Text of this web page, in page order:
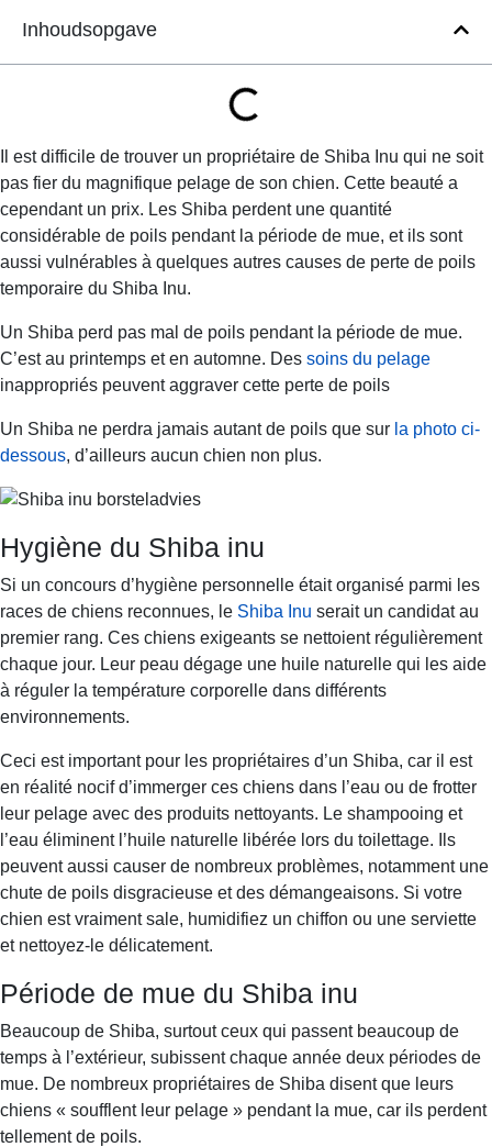
Inhoudsopgave
Il est difficile de trouver un propriétaire de Shiba Inu qui ne soit
pas fier du magnifique pelage de son chien. Cette beauté a
cependant un prix. Les Shiba perdent une quantité
considérable de poils pendant la période de mue, et ils sont
aussi vulnérables à quelques autres causes de perte de poils
temporaire du Shiba Inu.
Un Shiba perd pas mal de poils pendant la période de mue.
C’est au printemps et en automne. Des soins du pelage
inappropriés peuvent aggraver cette perte de poils
Un Shiba ne perdra jamais autant de poils que sur la photo ci-
dessous, d’ailleurs aucun chien non plus.
Hygiène du Shiba inu
Si un concours d’hygiène personnelle était organisé parmi les
races de chiens reconnues, le Shiba Inu serait un candidat au
premier rang. Ces chiens exigeants se nettoient régulièrement
chaque jour. Leur peau dégage une huile naturelle qui les aide
à réguler la température corporelle dans différents
environnements.
Ceci est important pour les propriétaires d’un Shiba, car il est
en réalité nocif d’immerger ces chiens dans l’eau ou de frotter
leur pelage avec des produits nettoyants. Le shampooing et
l’eau éliminent l’huile naturelle libérée lors du toilettage. Ils
peuvent aussi causer de nombreux problèmes, notamment une
chute de poils disgracieuse et des démangeaisons. Si votre
chien est vraiment sale, humidifiez un chiffon ou une serviette
et nettoyez-le délicatement.
Période de mue du Shiba inu
Beaucoup de Shiba, surtout ceux qui passent beaucoup de
temps à l’extérieur, subissent chaque année deux périodes de
mue. De nombreux propriétaires de Shiba disent que leurs
chiens « soufflent leur pelage » pendant la mue, car ils perdent
tellement de poils.